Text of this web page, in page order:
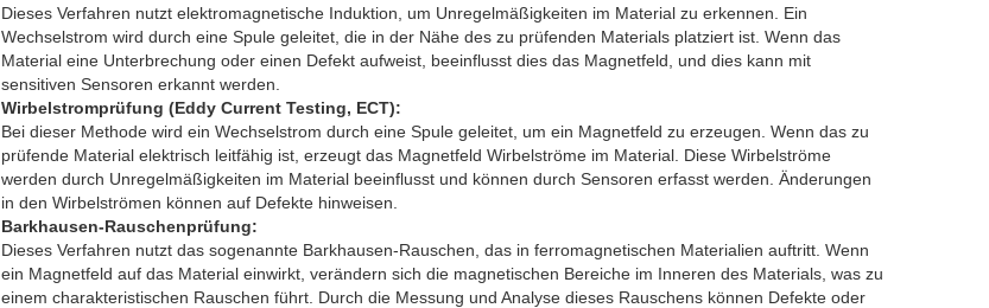
Dieses Verfahren nutzt elektromagnetische Induktion, um Unregelmäßigkeiten im Material zu erkennen. Ein
Wechselstrom wird durch eine Spule geleitet, die in der Nähe des zu prüfenden Materials platziert ist. Wenn das
Material eine Unterbrechung oder einen Defekt aufweist, beeinflusst dies das Magnetfeld, und dies kann mit
sensitiven Sensoren erkannt werden.
Wirbelstromprüfung (Eddy Current Testing, ECT):
Bei dieser Methode wird ein Wechselstrom durch eine Spule geleitet, um ein Magnetfeld zu erzeugen. Wenn das zu
prüfende Material elektrisch leitfähig ist, erzeugt das Magnetfeld Wirbelströme im Material. Diese Wirbelströme
werden durch Unregelmäßigkeiten im Material beeinflusst und können durch Sensoren erfasst werden. Änderungen
in den Wirbelströmen können auf Defekte hinweisen.
Barkhausen-Rauschenprüfung:
Dieses Verfahren nutzt das sogenannte Barkhausen-Rauschen, das in ferromagnetischen Materialien auftritt. Wenn
ein Magnetfeld auf das Material einwirkt, verändern sich die magnetischen Bereiche im Inneren des Materials, was zu
einem charakteristischen Rauschen führt. Durch die Messung und Analyse dieses Rauschens können Defekte oder